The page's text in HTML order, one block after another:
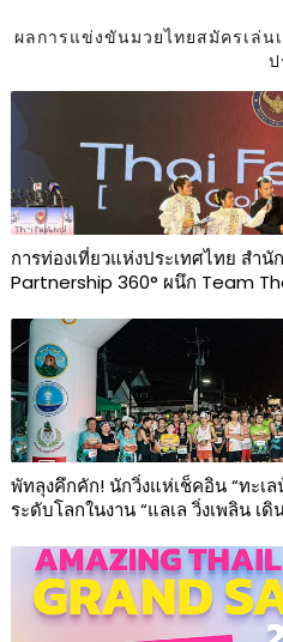
ผลการแข่งขันมวยไทยสมัครเล่น
การท่องเที่ยวแห่งประเทศไทย สำ
Partnership 360° ผนึก Team
พัทลุงคึกคัก! นักวิ่งแห่เช็คอิน “ทะเ
ระดับโลกในงาน “แลเล วิ่งเพลิน เดิ